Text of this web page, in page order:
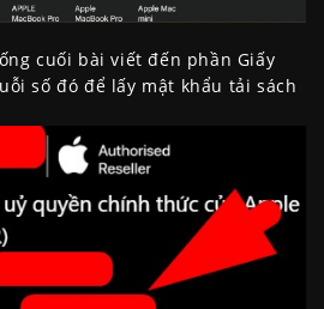
cuối bài viết đến phần Giấy
số đó để lấy mật khẩu tải sách